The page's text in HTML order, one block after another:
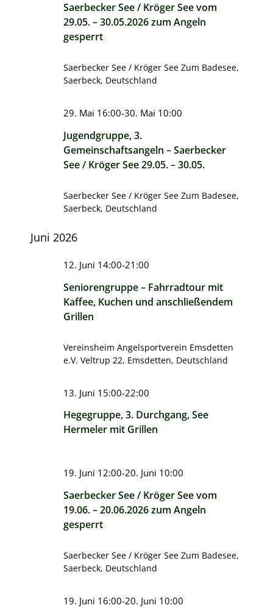
Saerbecker See / Kröger See vom
29.05. – 30.05.2026 zum Angeln
gesperrt
Saerbecker See / Kröger See Zum Badesee,
Saerbeck, Deutschland
Jugendgruppe, 3.
Gemeinschaftsangeln – Saerbecker
See / Kröger See 29.05. – 30.05.
29. Mai 16:00-30. Mai 10:00
Saerbecker See / Kröger See Zum Badesee,
Saerbeck, Deutschland
Juni 2026
Seniorengruppe – Fahrradtour mit
Kaffee, Kuchen und anschließendem
Grillen
12. Juni 14:00-21:00
Vereinsheim Angelsportverein Emsdetten
e.V. Veltrup 22, Emsdetten, Deutschland
Hegegruppe, 3. Durchgang, See
Hermeler mit Grillen
13. Juni 15:00-22:00
Saerbecker See / Kröger See vom
19.06. – 20.06.2026 zum Angeln
gesperrt
19. Juni 12:00-20. Juni 10:00
Saerbecker See / Kröger See Zum Badesee,
Saerbeck, Deutschland
19. Juni 16:00-20. Juni 10:00